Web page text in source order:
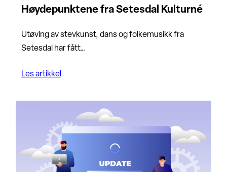
Høydepunktene fra Setesdal Kulturné
Utøving av stevkunst, dans og folkemusikk fra
Setesdal har fått…
Les artikkel